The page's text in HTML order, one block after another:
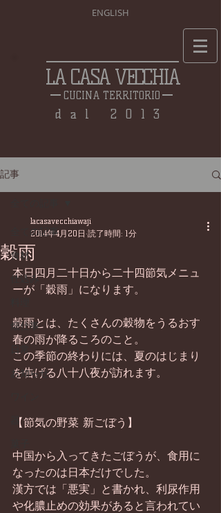
ENGLISH
LA CASA VECCHIA
CUCINA TERRITORIO
dal 2013
記事
全ての記事
食材
仕込み
畑仕事
日常
お知らせ
器
穀雨
lacasavecchiawaji
2014年4月20日 読了時間: 1分
本日四月二十日から二十四節気メニュ
ーが「穀雨」になります。
穀雨とは、たくさんの穀物をうるおす
春の雨が降るころのこと。
この季節の終わりには、夏のはじまり
を告げる八十八夜が訪れます。
【節気の野菜 新ごぼう】
中国から入ってきたごぼうが、食用に
なったのは日本だけでした。
漢方では「悪実」と書かれ、利尿作用
や化膿止めの効果があると言われてい